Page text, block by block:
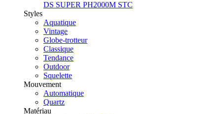
DS SUPER PH2000M STC
Styles
Aquatique
Vintage
Globe-trotteur
Classique
Tendance
Outdoor
Squelette
Mouvement
Automatique
Quartz
Matériau